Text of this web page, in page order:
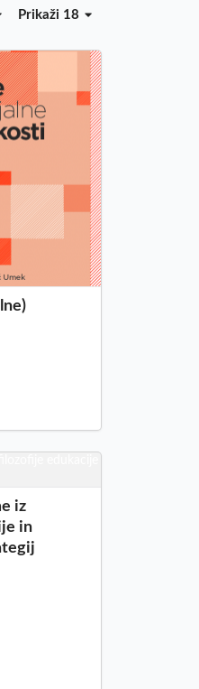
Prikaži 18
iz
in